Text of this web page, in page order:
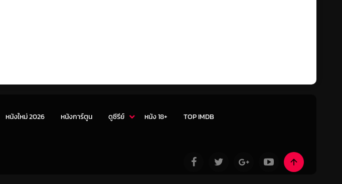
หนังใหม่ 2026 หนังการ์ตูน ดูซีรีย์ หนัง 18+ TOP IMDB